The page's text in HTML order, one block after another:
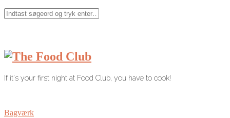
If it's your first night at Food Club, you have to cook!
Bagværk